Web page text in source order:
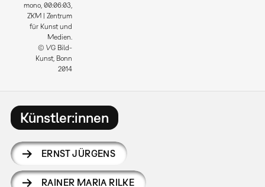
mono, 00:06:03,
ZKM | Zentrum
für Kunst und
Medien.
© VG Bild-
Kunst, Bonn
2014
Künstler:innen
ERNST JÜRGENS
RAINER MARIA RILKE